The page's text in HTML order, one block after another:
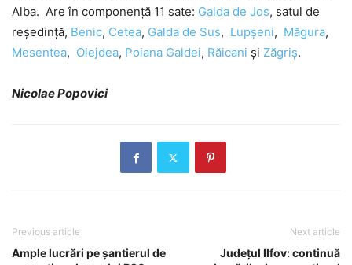
Alba. Are în componenţă 11 sate: Galda de Jos, satul de
reşedinţă, Benic, Cetea, Galda de Sus, Lupşeni, Măgura,
Mesentea, Oiejdea, Poiana Galdei, Răicani şi Zăgriş.
Nicolae Popovici
Previous article
Ample lucrări pe șantierul de
Next article
Județul Ilfov: continuă